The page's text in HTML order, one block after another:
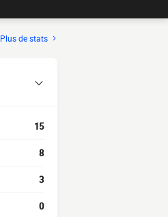
Plus de stats
15
8
3
0